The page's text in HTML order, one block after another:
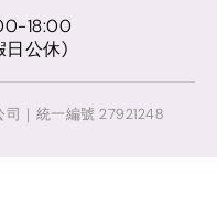
18:00
日公休)
｜統一編號 27921248